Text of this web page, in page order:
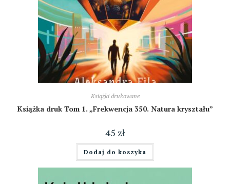
Książki drukowane
Książka druk Tom 1. „Frekwencja 350. Natura kryształu”
45 zł
Dodaj do koszyka